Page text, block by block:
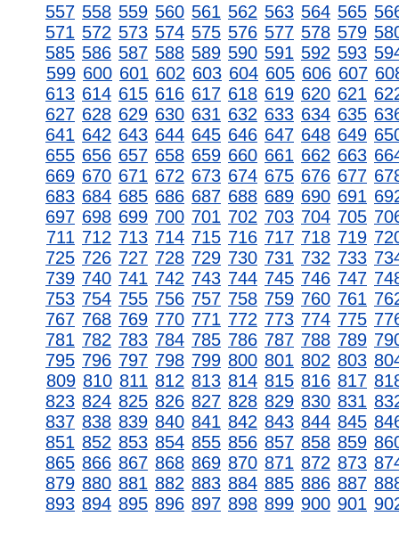
557 558 559 560 561 562 563 564 565
571 572 573 574 575 576 577 578 579
585 586 587 588 589 590 591 592 593
599 600 601 602 603 604 605 606 607
613 614 615 616 617 618 619 620 621
627 628 629 630 631 632 633 634 635
641 642 643 644 645 646 647 648 649
655 656 657 658 659 660 661 662 663
669 670 671 672 673 674 675 676 677
683 684 685 686 687 688 689 690 691
697 698 699 700 701 702 703 704 705
711 712 713 714 715 716 717 718 719
725 726 727 728 729 730 731 732 733
739 740 741 742 743 744 745 746 747
753 754 755 756 757 758 759 760 761
767 768 769 770 771 772 773 774 775
781 782 783 784 785 786 787 788 789
795 796 797 798 799 800 801 802 803
809 810 811 812 813 814 815 816 817
823 824 825 826 827 828 829 830 831
837 838 839 840 841 842 843 844 845
851 852 853 854 855 856 857 858 859
865 866 867 868 869 870 871 872 873
879 880 881 882 883 884 885 886 887
893 894 895 896 897 898 899 900 901